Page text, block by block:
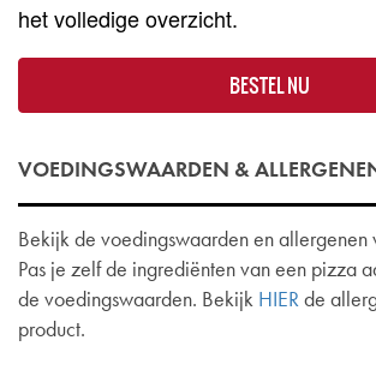
het volledige overzicht.
BESTEL NU
VOEDINGSWAARDEN &
Bekijk de voedingswaarden en allergenen
Pas je zelf de ingrediënten van een pizza
de voedingswaarden. Bekijk HIERde
product.